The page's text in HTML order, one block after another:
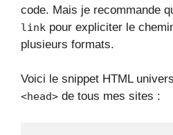
code. Mais je recommande
link pour expliciter le
plusieurs formats.
Voici le snippet HTML
<head> de tous mes sites :